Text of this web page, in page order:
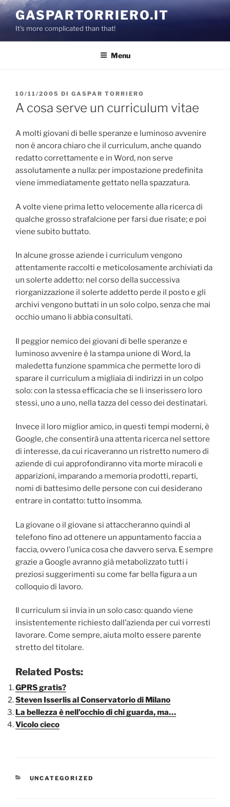
Salta
al
contenuto
GASPARTORRIERO.IT
It's more complicated than that!
Menu
PUBBLICATO
IL
10/11/2005 DI GASPAR TORRIERO
A cosa serve un curriculum vitae
A molti giovani di belle speranze e luminoso avvenire
non è ancora chiaro che il curriculum, anche quando
redatto correttamente e in Word, non serve
assolutamente a nulla: per impostazione predefinita
viene immediatamente gettato nella spazzatura.
A volte viene prima letto velocemente alla ricerca di
qualche grosso strafalcione per farsi due risate; e poi
viene subito buttato.
In alcune grosse aziende i curriculum vengono
attentamente raccolti e meticolosamente archiviati da
un solerte addetto: nel corso della successiva
riorganizzazione il solerte addetto perde il posto e gli
archivi vengono buttati in un solo colpo, senza che mai
occhio umano li abbia consultati.
Il peggior nemico dei giovani di belle speranze e
luminoso avvenire è la stampa unione di Word, la
maledetta funzione spammica che permette loro di
sparare il curriculum a migliaia di indirizzi in un colpo
solo: con la stessa efficacia che se li inserissero loro
stessi, uno a uno, nella tazza del cesso dei destinatari.
Invece il loro miglior amico, in questi tempi moderni, è
Google, che consentirà una attenta ricerca nel settore
di interesse, da cui ricaveranno un ristretto numero di
aziende di cui approfondiranno vita morte miracoli e
apparizioni, imparando a memoria prodotti, reparti,
nomi di battesimo delle persone con cui desiderano
entrare in contatto: tutto insomma.
La giovane o il giovane si attaccheranno quindi al
telefono fino ad ottenere un appuntamento faccia a
faccia, ovvero l’unica cosa che davvero serva. E sempre
grazie a Google avranno già metabolizzato tutti i
preziosi suggerimenti su come far bella figura a un
colloquio di lavoro.
Il curriculum si invia in un solo caso: quando viene
insistentemente richiesto dall’azienda per cui vorresti
lavorare. Come sempre, aiuta molto essere parente
stretto del titolare.
Related Posts:
GPRS gratis?
Steven Isserlis al Conservatorio di Milano
La bellezza è nell’occhio di chi guarda, ma…
Vicolo cieco
CATEGORIE
UNCATEGORIZED